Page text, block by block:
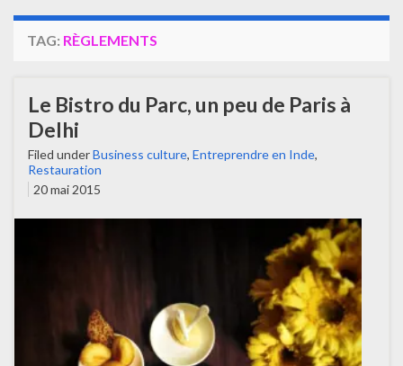
TAG: RÈGLEMENTS
Le Bistro du Parc, un peu de Paris à
Delhi
Filed underBusiness culture, Entreprendre en Inde,
Restauration
20 mai 2015